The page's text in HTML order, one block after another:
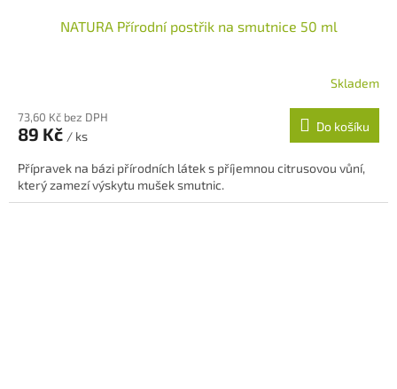
NATURA Přírodní postřik na smutnice 50 ml
produktu
je
z
5
hvězdiček.
Skladem
73,60 Kč bez DPH
89 Kč / ks
Do košíku
Přípravek na bázi přírodních látek s příjemnou citrusovou vůní,
který zamezí výskytu mušek smutnic.